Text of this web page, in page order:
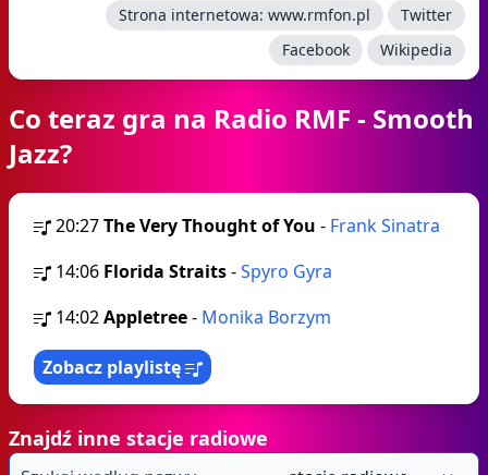
Strona internetowa: www.rmfon.pl
Twitter
Facebook
Wikipedia
Co teraz gra na Radio RMF - Smooth
Jazz?
20:27The Very Thought of You - Frank Sinatra
14:06 Florida Straits-Spyro Gyra
14:02Appletree- Monika Borzym
Zobacz playlistę
Znajdź inne stacje radiowe